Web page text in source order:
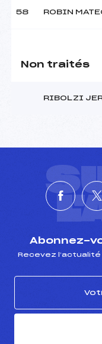
58 ROBIN
Non traités
RIBOLZI
Abonnez-
Recevez l’actualité